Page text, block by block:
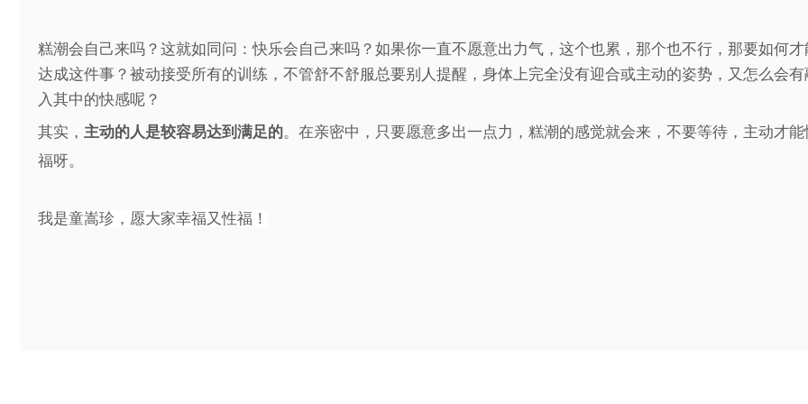
糕潮会自己来吗？这就如同问：快乐会自己来吗？如果你一直不愿意出力气，这个也累，那个也不行，那要如何才
达成这件事？被动接受所有的训练，不管舒不舒服总要别人提醒，身体上完全没有迎合或主动的姿势，又怎么会有
入其中的快感呢？
其实， 主动的人是较容易达到满足的。在亲密中，只要愿意多出一点力，糕潮的感觉就会来，不要等待，主动才能
福呀。
我是童嵩珍，愿大家幸福又性福！